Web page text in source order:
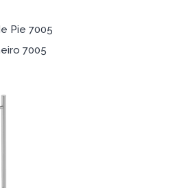
Pie 7005
7005